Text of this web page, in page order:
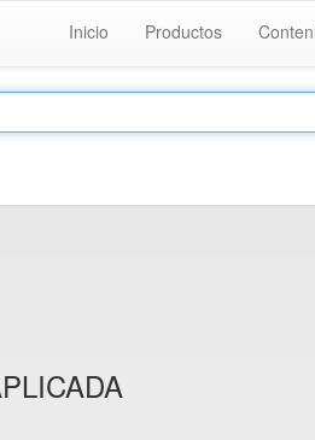
Inicio Productos